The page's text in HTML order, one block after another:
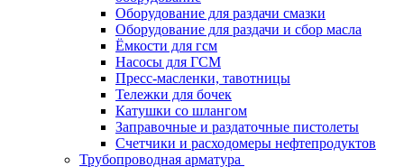
Оборудование для раздачи смазки
Оборудование для раздачи и сбор масла
Ёмкости для гсм
Насосы для ГСМ
Пресс-масленки, тавотницы
Тележки для бочек
Катушки со шлангом
Заправочные и раздаточные пистолеты
Счетчики и расходомеры нефтепродуктов
Трубопроводная арматура